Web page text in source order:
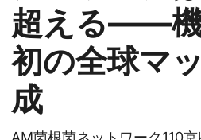
超える——
初の全球マ
成